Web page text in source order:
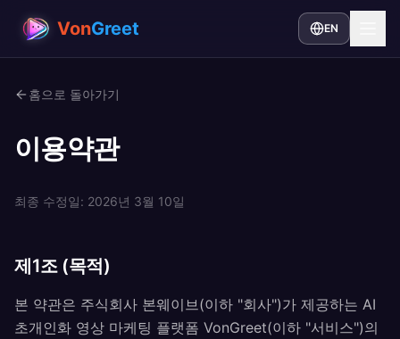
VonGreet EN
홈으로 돌아가기
이용약관
최종 수정일: 2026년 3월 10일
제1조 (목적)
본 약관은 주식회사 본웨이브(이하 "회사")가 제공하는 AI
초개인화 영상 마케팅 플랫폼 VonGreet(이하 "서비스")의